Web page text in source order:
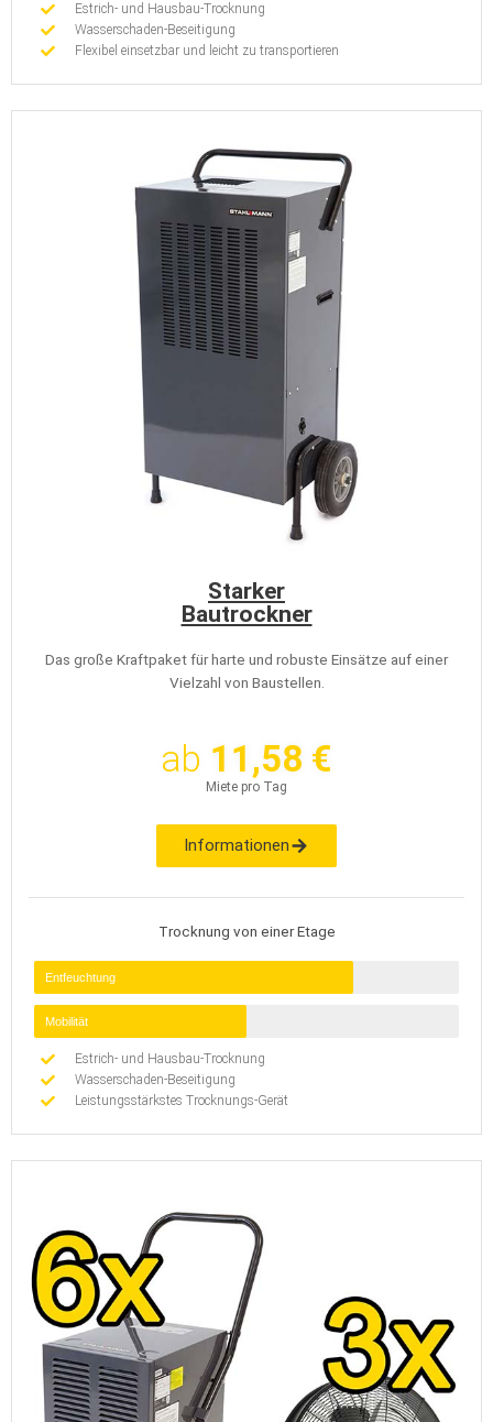
Estrich- und Hausbau-Trocknung
Wasserschaden-Beseitigung
Flexibel einsetzbar und leicht zu transportieren
Starker
Bautrockner
Das große Kraftpaket für harte und robuste Einsätze auf einer
Vielzahl von Baustellen.
ab 11,58 €
Miete pro Tag
Informationen
Trocknung von einer Etage
Entfeuchtung
Mobilität
Estrich- und Hausbau-Trocknung
Wasserschaden-Beseitigung
Leistungsstärkstes Trocknungs-Gerät